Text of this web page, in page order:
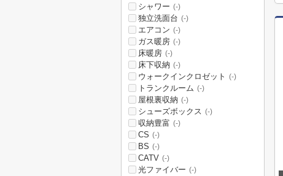
シャワー (-)
独立洗面台 (-)
エアコン (-)
ガス暖房 (-)
床暖房 (-)
床下収納 (-)
ウォークインクロゼット (-)
トランクルーム (-)
屋根裏収納 (-)
シューズボックス (-)
収納豊富 (-)
CS (-)
BS (-)
CATV (-)
光ファイバー (-)